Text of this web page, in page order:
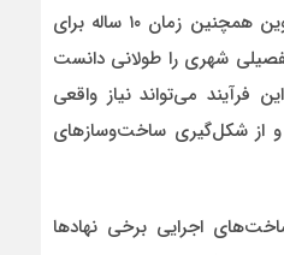
معاون دادگستری استان قزوین همچنین زمان ۱۰ ساله برای
شهری را طولانی دانست
فرآیند می‌تواند نیاز واقعی
از شکل‌گیری ساخت‌وسازهای
اجرایی برخی نهادها